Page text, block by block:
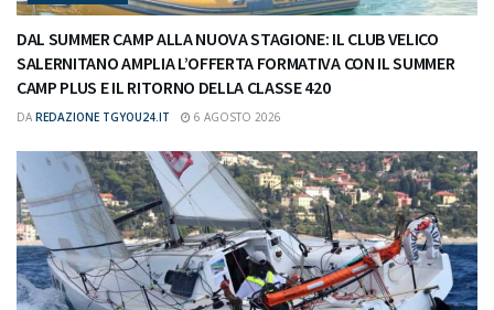
DAL SUMMER CAMP ALLA NUOVA STAGIONE: IL CLUB VELICO
SALERNITANO AMPLIA L’OFFERTA FORMATIVA CON IL SUMMER
CAMP PLUS E IL RITORNO DELLA CLASSE 420
DA REDAZIONE TGYOU24.IT 6 AGOSTO 2026